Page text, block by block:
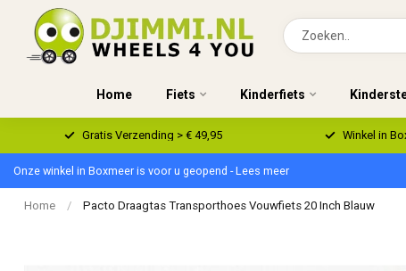
Home Fiets Kinderfiets
Gratis Verzending > € 49,95 Winkel in
Onze winkel in Boxmeer is voor u geopend - Lees meer
Home / Pacto Draagtas Transporthoes Vouwfiets 20 Inch Blauw